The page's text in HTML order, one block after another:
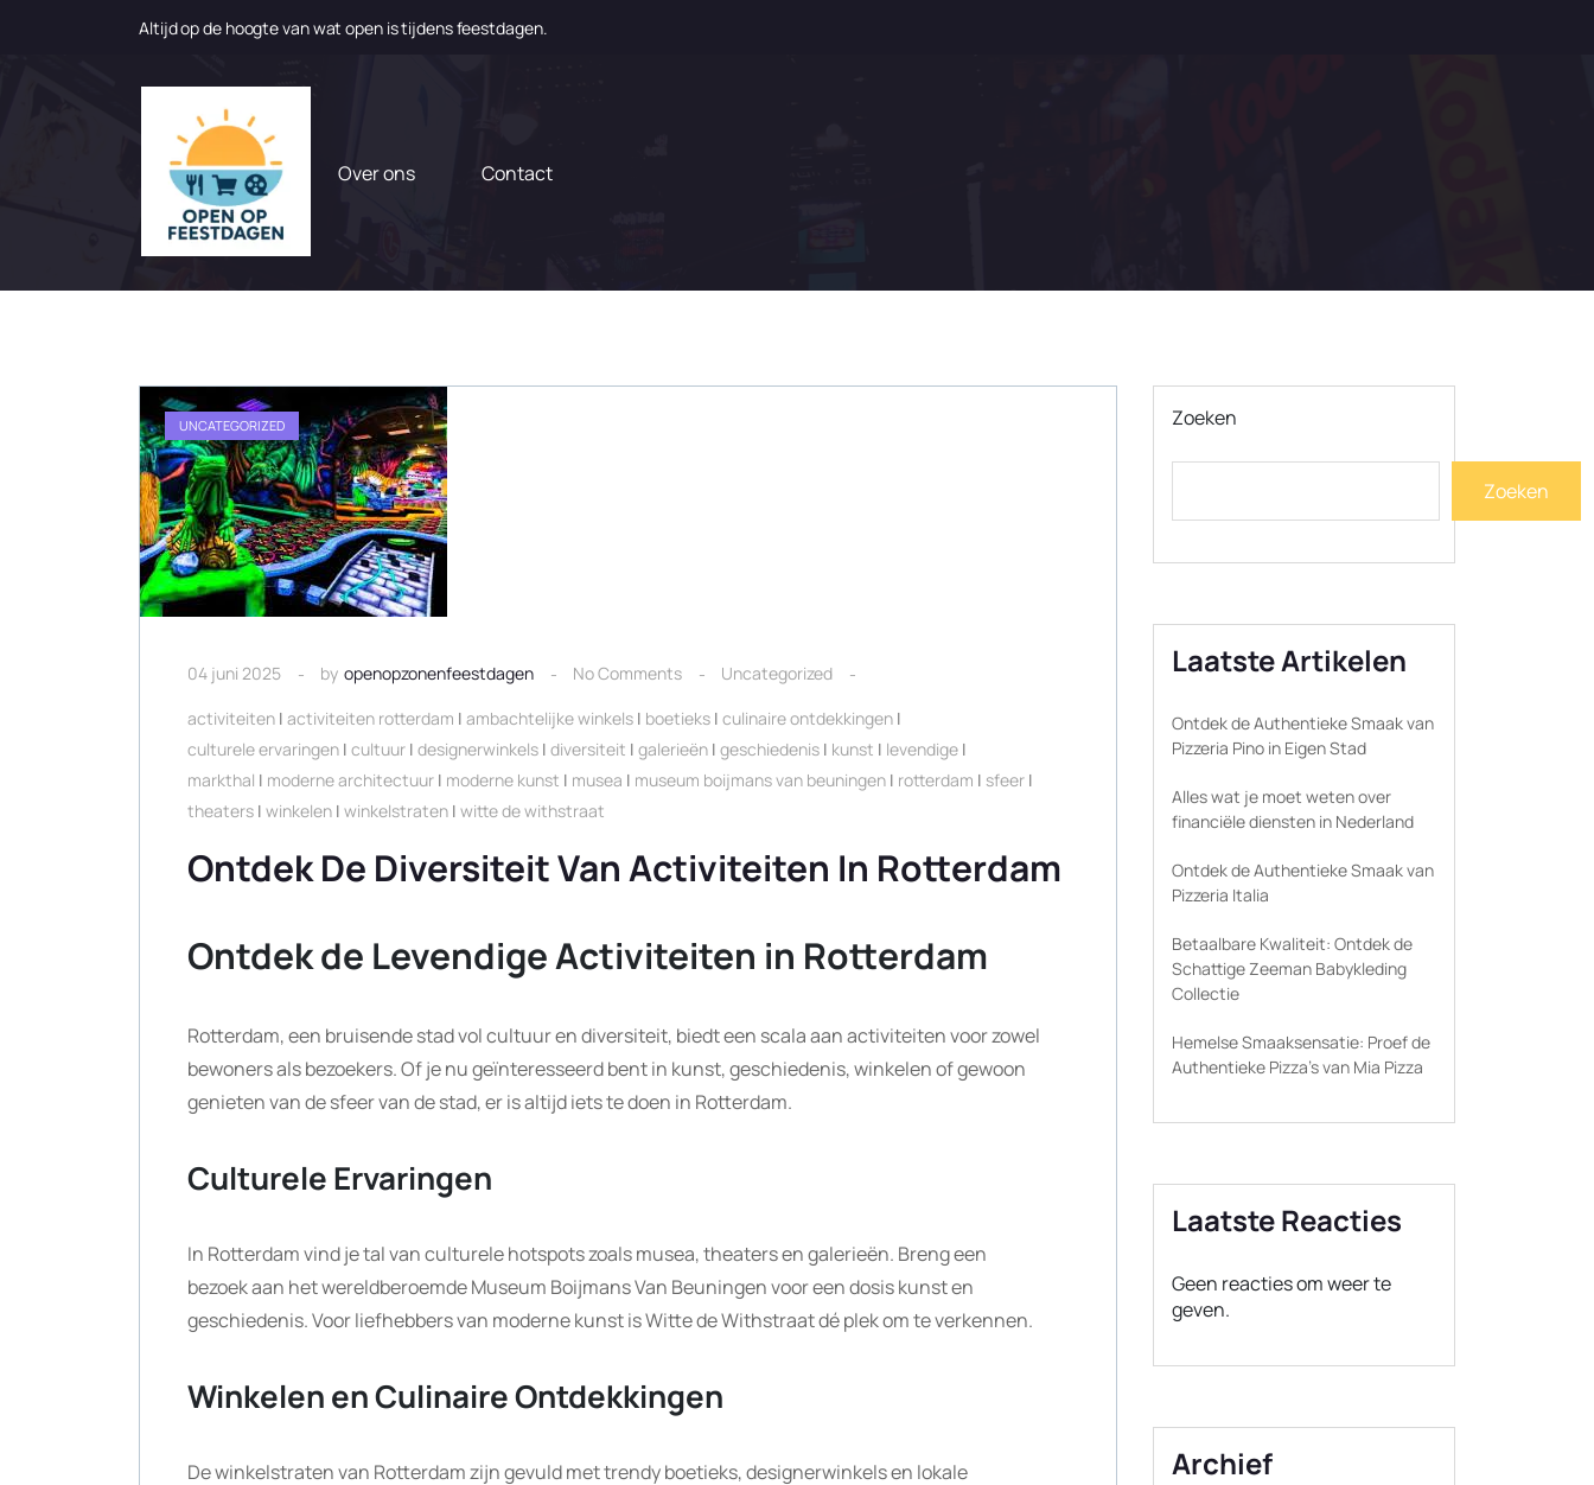
Altijd op de hoogte van wat open is tijdens feestdagen.
Over ons Contact
UNCATEGORIZED
04 juni 2025 by openopzonenfeestdagen No Comments
Uncategorized
activiteiten | activiteiten rotterdam | ambachtelijke winkels | boetieks | culinaire ontdekkingen |
culturele ervaringen | cultuur | designerwinkels | diversiteit | galerieën | geschiedenis | kunst | levendige |
markthal | moderne architectuur | moderne kunst | musea | museum boijmans van beuningen | rotterdam | sfeer |
theaters | winkelen | winkelstraten | witte de withstraat
Ontdek De Diversiteit Van Activiteiten In Rotterdam
Ontdek de Levendige Activiteiten in Rotterdam
Rotterdam, een bruisende stad vol cultuur en diversiteit, biedt een scala aan activiteiten voor zowel
bewoners als bezoekers. Of je nu geïnteresseerd bent in kunst, geschiedenis, winkelen of gewoon
genieten van de sfeer van de stad, er is altijd iets te doen in Rotterdam.
Culturele Ervaringen
In Rotterdam vind je tal van culturele hotspots zoals musea, theaters en galerieën. Breng een
bezoek aan het wereldberoemde Museum Boijmans Van Beuningen voor een dosis kunst en
geschiedenis. Voor liefhebbers van moderne kunst is Witte de Withstraat dé plek om te verkennen.
Winkelen en Culinaire Ontdekkingen
De winkelstraten van Rotterdam zijn gevuld met trendy boetieks, designerwinkels en lokale
Zoeken
Zoeken
Laatste Artikelen
Ontdek de Authentieke Smaak van
Pizzeria Pino in Eigen Stad
Alles wat je moet weten over
financiële diensten in Nederland
Ontdek de Authentieke Smaak van
Pizzeria Italia
Betaalbare Kwaliteit: Ontdek de
Schattige Zeeman Babykleding
Collectie
Hemelse Smaaksensatie: Proef de
Authentieke Pizza’s van Mia Pizza
Laatste Reacties
Geen reacties om weer te
geven.
Archief